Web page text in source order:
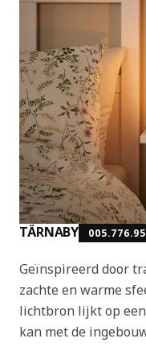
TÄRNABY 005.776.95
Geïnspireerd door
zachte en warme
lichtbron lijkt op
kan met de